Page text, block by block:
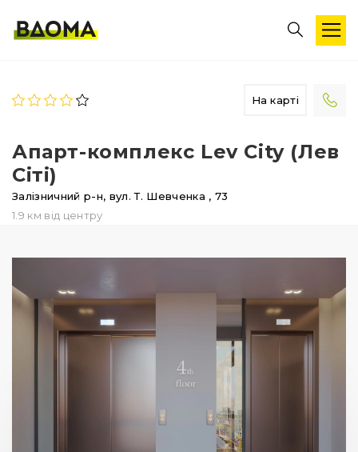
На карті
Апарт-комплекс Lev City (Лев
Сіті)
Залізничний р-н, вул. Т. Шевченка , 73
1.9 км від центру